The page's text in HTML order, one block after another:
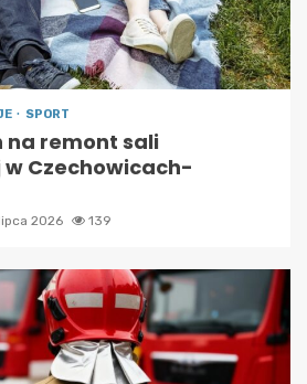
SPORT
na remont sali
Czechowicach-
2026 139